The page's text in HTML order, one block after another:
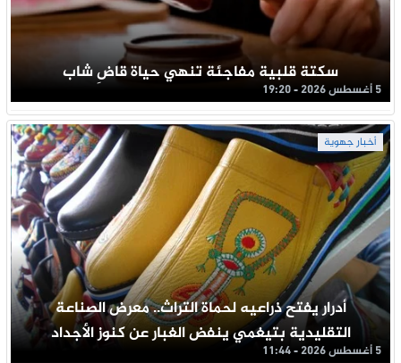
سكتة قلبية مفاجئة تنهي حياة قاضِ شاب
5 أغسطس 2026 - 19:20
أخبار جهوية
أدرار يفتح ذراعيه لحماة التراث.. معرض الصناعة
التقليدية بتيغمي ينفض الغبار عن كنوز الأجداد
5 أغسطس 2026 - 11:44